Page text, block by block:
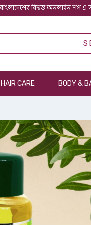
বাংলাদেশের বিশ্বস্ত অনলাইন শপ এ
HAIR CARE BODY &